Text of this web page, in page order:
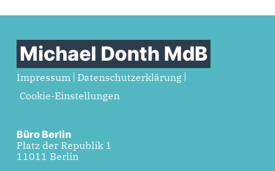
Michael Donth MdB
Impressum
Datenschutzerklärung
Cookie-Einstellungen
Büro Berlin
Platz der Republik 1
11011 Berlin